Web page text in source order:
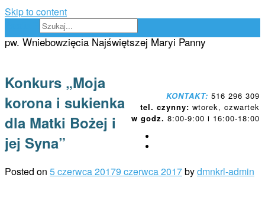
Skip to content
Parafia Proszowice
pw. Wniebowzięcia Najświętszej Maryi Panny
KONTAKT: 516 296 309
tel. czynny: wtorek, czwartek
w godz. 8:00-9:00 i 16:00-18:00
Konkurs „Moja
korona i sukienka
dla Matki Bożej i
jej Syna”
Posted on 5 czerwca 20179 czerwca 2017bydmnkrl-admin